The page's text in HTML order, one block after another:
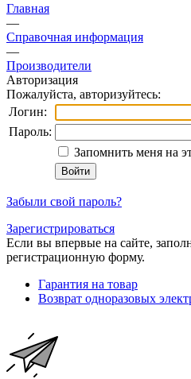
Главная
—
Справочная информация
—
Производители
Авторизация
Пожалуйста, авторизуйтесь:
Логин:
Пароль:
Запомнить меня на
Забыли свой пароль?
Зарегистрироваться
Если вы впервые на сайте,
регистрационную форму.
Гарантия на товар
Возврат одноразовых